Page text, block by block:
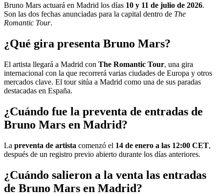
Bruno Mars actuará en Madrid los días 10 y 11 de julio de 2026.
Son las dos fechas anunciadas para la capital dentro de The
Romantic Tour.
¿Qué gira presenta Bruno Mars?
El artista llegará a Madrid con The Romantic Tour, una gira
internacional con la que recorrerá varias ciudades de Europa y otros
mercados clave. El tour sitúa a Madrid como una de sus paradas
destacadas en España.
¿Cuándo fue la preventa de entradas de
Bruno Mars en Madrid?
La preventa de artista comenzó el 14 de enero a las 12:00 CET,
después de un registro previo abierto durante los días anteriores.
¿Cuándo salieron a la venta las entradas
de Bruno Mars en Madrid?